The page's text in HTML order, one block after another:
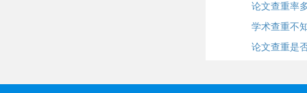
论文查重率
学术查重不
论文查重是